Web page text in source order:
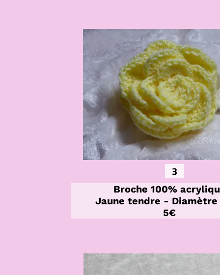
3
Broche 100%
Jaune tendre - Diamètre
5€